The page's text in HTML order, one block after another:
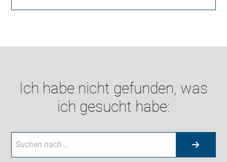
Ich habe nicht gefunden, was
ich gesucht habe: